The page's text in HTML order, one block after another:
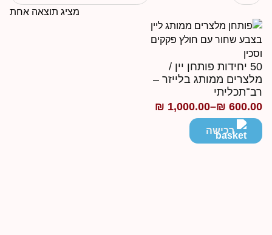
מציג תוצאה אחת
50 יחידות פותחן יין /
ממותג בלייזר –
₪
–
₪1,000.00
רכישה